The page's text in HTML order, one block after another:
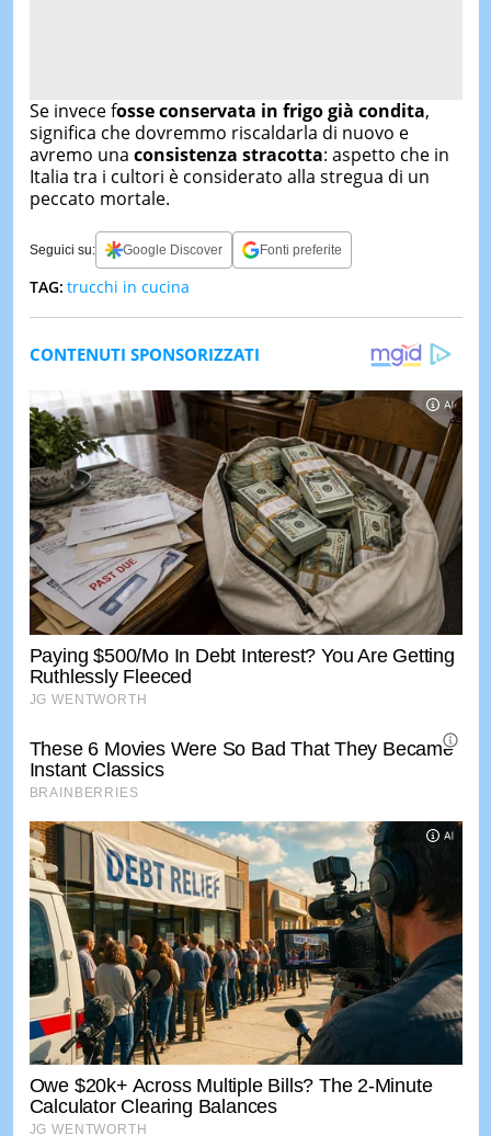
Se invece fosse conservata in frigo già condita,
significa che dovremmo riscaldarla di nuovo e
avremo una consistenza stracotta: aspetto che in
Italia tra i cultori è considerato alla stregua di un
peccato mortale.
Seguici su: Google Discover Fonti preferite
TAG: trucchi in cucina